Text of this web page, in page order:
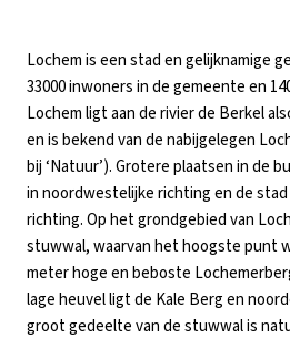
Lochem is een stad en gelijknamige
33000 inwoners in de gemeente en
Lochem ligt aan de rivier de Berkel
en is bekend van de nabijgelegen
bij ‘Natuur’). Grotere plaatsen in de
in noordwestelijke richting en de
richting. Op het grondgebied van
stuwwal, waarvan het hoogste punt
meter hoge en beboste
lage heuvel ligt de Kale Berg en
groot gedeelte van de stuwwal is